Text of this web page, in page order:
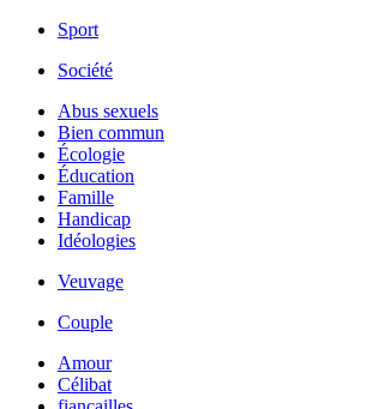
Sport
Société
Abus sexuels
Bien commun
Écologie
Éducation
Famille
Handicap
Idéologies
Veuvage
Couple
Amour
Célibat